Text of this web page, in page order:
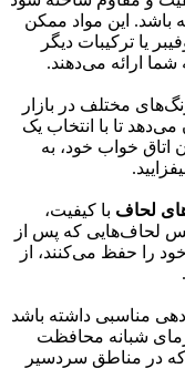
باشد. این مواد ممکن
یا ترکیبات دیگر
ارائه می‌دهند.
مختلف در بازار
تا با انتخاب یک
خواب خود، به
لحاف با کیفیت،
لحاف‌هایی که پس از
را حفظ می‌کنند، از
مناسبی داشته باشد
شبانه محافظت
که در مناطق سردسیر